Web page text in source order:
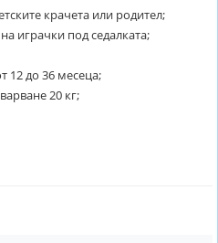
крачета или родител;
играчки под седалката;
12 до 36 месеца;
20 кг;